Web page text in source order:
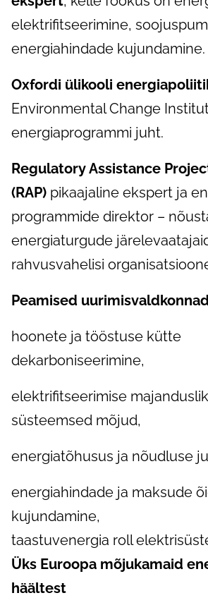
elektrifitseerimine,
energiahindade kujundamine.
Oxfordi ülikooli
Environmental Change
energiaprogrammi juht.
Regulatory Assistance
(RAP) pikaajaline ekspert ja
programmide direktor –
energiaturgude
rahvusvahelisi
Peamised
hoonete ja tööstuse kütte
dekarboniseerimine,
elektrifitseerimise
süsteemsed mõjud,
energiatõhusus ja nõudluse
energiahindade ja maksude
kujundamine,
taastuvenergia roll
Üks Euroopa mõjukamaid
häältest